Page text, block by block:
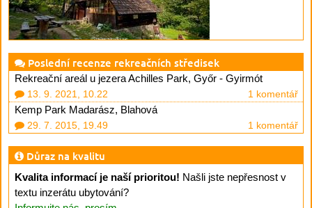
Poslední recenze rekreačních středisek
Rekreační areál u jezera Achilles Park, Győr - Gyirmót
13. 9. 2021, 10.22 1 komentář
Kemp Park Madarász, Blahová
29. 7. 2015, 19.49 1 komentář
Důraz na kvalitu
Kvalita informací je naší prioritou! Našli jste nepřesnost v
textu inzerátu ubytování?